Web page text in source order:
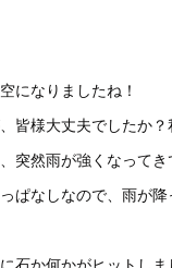
になりましたね！
皆様大丈夫でしたか
突然雨が強くなって
ぱなしなので、雨が